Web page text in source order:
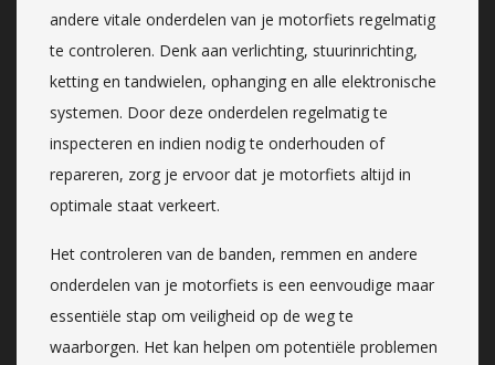
andere vitale onderdelen van je motorfiets regelmatig
te controleren. Denk aan verlichting, stuurinrichting,
ketting en tandwielen, ophanging en alle elektronische
systemen. Door deze onderdelen regelmatig te
inspecteren en indien nodig te onderhouden of
repareren, zorg je ervoor dat je motorfiets altijd in
optimale staat verkeert.
Het controleren van de banden, remmen en andere
onderdelen van je motorfiets is een eenvoudige maar
essentiële stap om veiligheid op de weg te
waarborgen. Het kan helpen om potentiële problemen